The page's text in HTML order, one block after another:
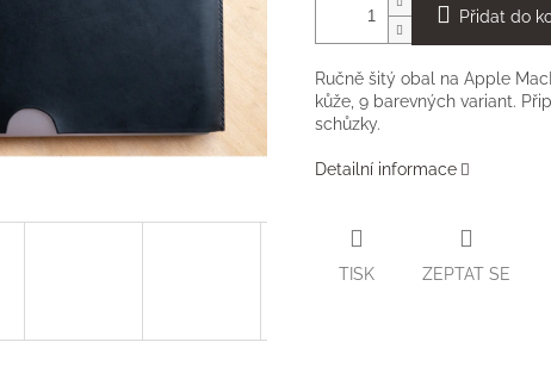
Přidat do
Ručně šitý obal na Apple
kůže, 9 barevných variant.
schůzky.
Detailní informace
TISK ZEPTAT SE